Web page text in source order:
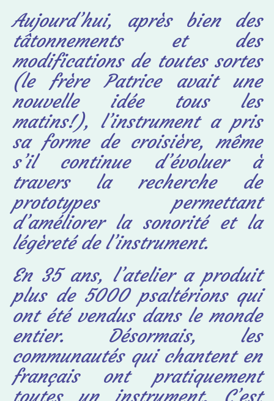
Aujourd’hui, après bien des
tâtonnements et des
modifications de toutes sortes
(le frère Patrice avait une
nouvelle idée tous les
matins!), l’instrument a pris
sa forme de croisière, même
s’il continue d’évoluer à
travers la recherche de
prototypes permettant
d’améliorer la sonorité et la
légèreté de l’instrument.
En 35 ans, l’atelier a produit
plus de 5000 psaltérions qui
ont été vendus dans le monde
entier. Désormais, les
communautés qui chantent en
français ont pratiquement
toutes un instrument. C’est